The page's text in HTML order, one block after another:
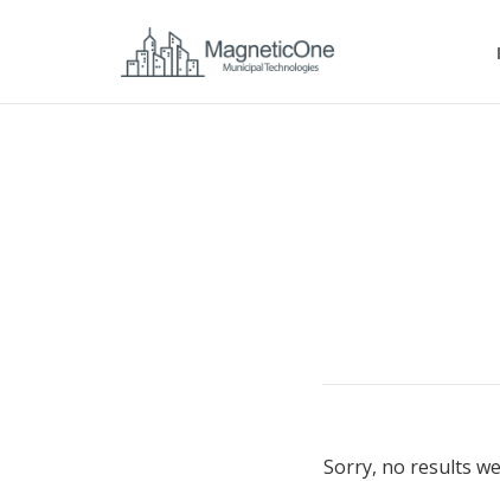
Sorry, no results